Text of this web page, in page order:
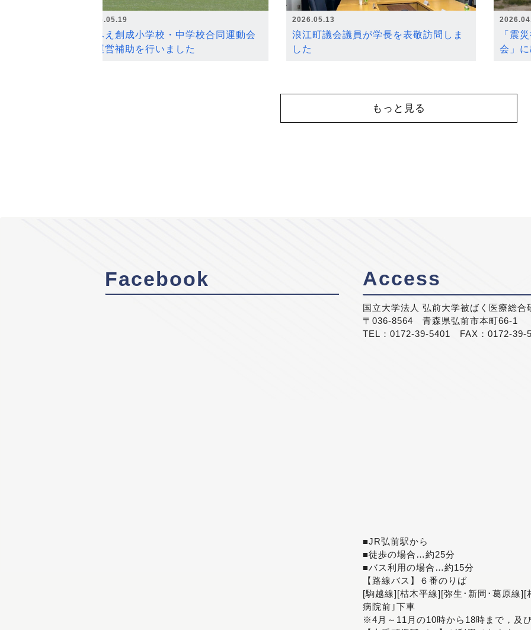
2026.05.19
なみえ創成小学校・中学校合同運動会
の運営補助を行いました
2026.05.13
浪江町議会議員が学長を表敬訪問しま
した
「震
会」
もっと見る
Facebook Access
国立大学法人 弘前大学被ばく医療総合
〒036-8564 青森県弘前市本町66-1
TEL：0172-39-5401 FAX：0172-39-
■JR弘前駅から
■徒歩の場合…約25分
■バス利用の場合…約15分
【路線バス】６番のりば
[駒越線][枯木平線][弥生･新岡･葛原線
病院前｣下車
※4月～11月の10時から18時まで，及